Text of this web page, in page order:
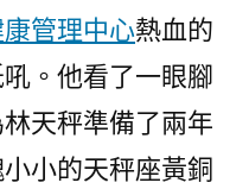
管理中心熱血的
。他看了一眼腳
天秤準備了兩年
小的天秤座黃銅